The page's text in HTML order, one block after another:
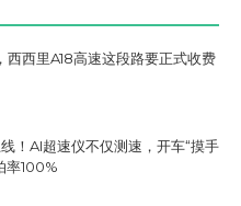
西里A18高速这段路要正式收费
！AI超速仪不仅测速，开车“摸手
率100%